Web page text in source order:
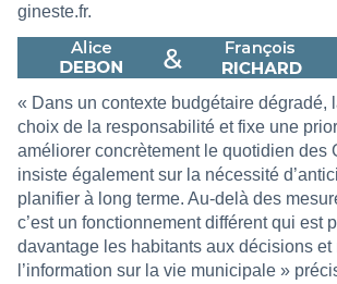
gineste.fr.
« Dans un contexte budgétaire dégradé,
choix de la responsabilité et fixe une
améliorer concrètement le quotidien des
insiste également sur la nécessité
planifier à long terme. Au-delà des
c’est un fonctionnement différent qui est
davantage les habitants aux décisions et
l’information sur la vie municipale »